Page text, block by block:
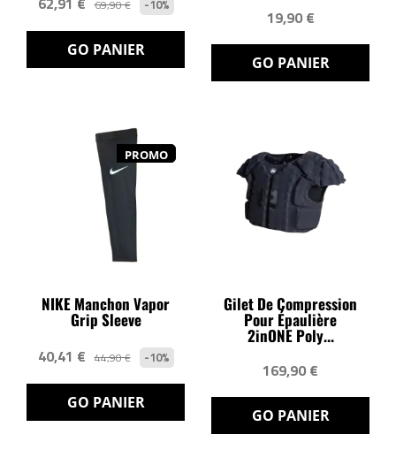
69,90 € -10%
GO PANIER
19,90 €
GO PANIER
PROMO
NIKE Manchon Vapor
Grip Sleeve
40,41 € 44,90 € -10%
GO PANIER
Gilet De Compression
Pour Épaulière
2inONE Poly...
169,90 €
GO PANIER